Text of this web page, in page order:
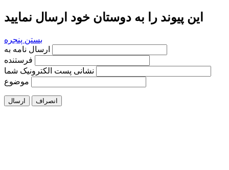
این پیوند را به دوستان خود ارسال نمایید
بستن پنجره
فرستنده
نشانی پست الکترونیک شما
موضوع
ارسال انصراف